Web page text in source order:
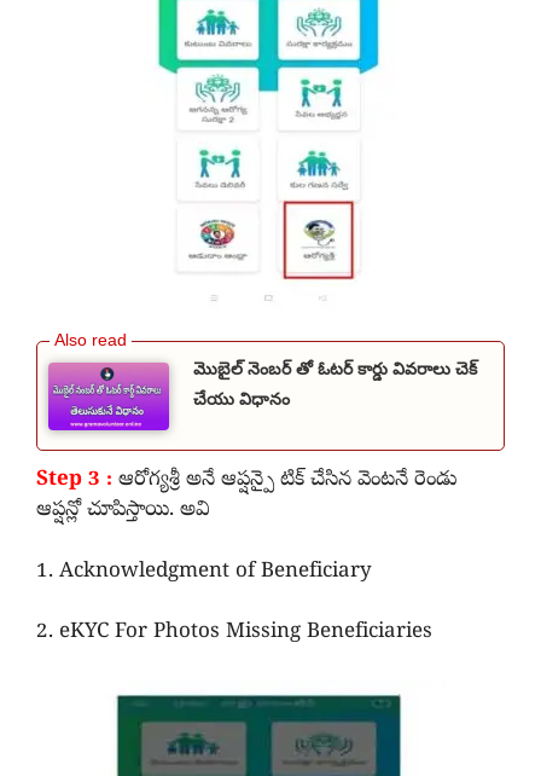
మొబైల్ నెంబర్ తో ఓటర్ కార్డు వివరాలు చెక్
చేయు విధానం
Step 3 : ఆరోగ్యశ్రీ అనే ఆప్షన్పై టిక్ చేసిన వెంటనే రెండు
ఆప్షన్లో చూపిస్తాయి. అవి
1. Acknowledgment of Beneficiary
2. eKYC For Photos Missing Beneficiaries